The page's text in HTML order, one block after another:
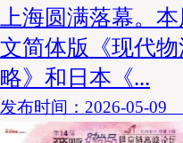
上海圆满落幕。
文简体版《现代
略》和日本《...
发布时间：2026-05-